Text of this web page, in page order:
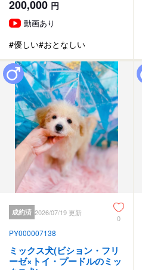
200,000 円
動画あり
#優しい#おとなしい
成約済 2026/07/19 更新
0
PY000007138
ミックス犬(ビション・フリ
ーゼ×トイ・プードルのミッ